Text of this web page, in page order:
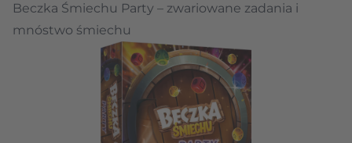
Beczka Śmiechu Party – zwariowane zadania i
mnóstwo śmiechu